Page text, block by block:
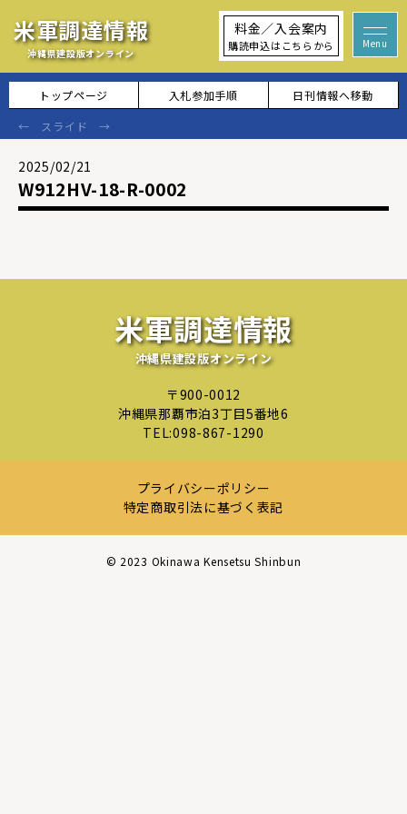
米軍調達情報
沖縄県建設版オンライン
料金／入会案内
購読申込はこちらから
トップページ 入札参加手順 日刊情報へ移動
2025/02/21
W912HV-18-R-0002
米軍調達情報
沖縄県建設版オンライン
〒900-0012
沖縄県那覇市泊3丁目5番地6
TEL:098-867-1290
プライバシーポリシー
特定商取引法に基づく表記
©︎ 2023 Okinawa Kensetsu Shinbun